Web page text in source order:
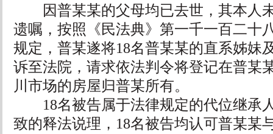
因普某某的父母均已去世，其本人
遗嘱，按照《民法典》第一千一百二十
规定，普某遂将18名普某某的直系姊妹
诉至法院，请求依法判令将登记在普某
川市场的房屋归普某所有。
18名被告属于法律规定的代位继承
致的释法说理，18名被告均认可普某某